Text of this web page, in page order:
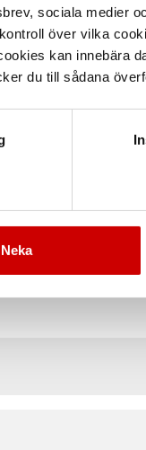
sociala medier
över vilka
kan innebära
du till sådana
Neka